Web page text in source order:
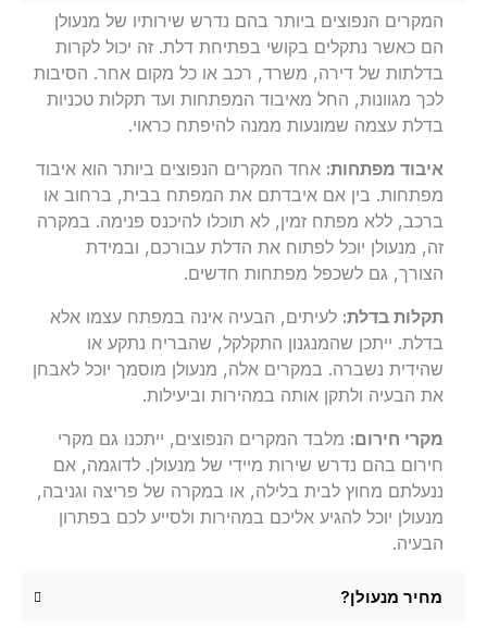
המקרים הנפוצים ביותר בהם נדרש שירותיו של מנעולן
הם כאשר נתקלים בקושי בפתיחת דלת. זה יכול לקרות
בדלתות של דירה, משרד, רכב או כל מקום אחר. הסיבות
לכך מגוונות, החל מאיבוד המפתחות ועד תקלות טכניות
בדלת עצמה שמונעות ממנה להיפתח כראוי.
איבוד מפתחות:אחד המקרים הנפוצים ביותר הוא איבוד
מפתחות. בין אם איבדתם את המפתח בבית, ברחוב או
ברכב, ללא מפתח זמין, לא תוכלו להיכנס פנימה. במקרה
זה, מנעולן יוכל לפתוח את הדלת עבורכם, ובמידת
הצורך, גם לשכפל מפתחות חדשים.
תקלות בדלת:לעיתים, הבעיה אינה במפתח עצמו אלא
בדלת. ייתכן שהמנגנון התקלקל, שהבריח נתקע או
שהידית נשברה. במקרים אלה, מנעולן מוסמך יוכל לאבחן
את הבעיה ולתקן אותה במהירות וביעילות.
מקרי חירום:מלבד המקרים הנפוצים, ייתכנו גם מקרי
חירום בהם נדרש שירות מיידי של מנעולן. לדוגמה, אם
ננעלתם מחוץ לבית בלילה, או במקרה של פריצה וגניבה,
מנעולן יוכל להגיע אליכם במהירות ולסייע לכם בפתרון
הבעיה.
מחיר מנעולן?